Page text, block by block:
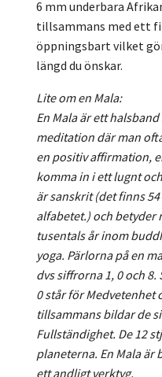
6 mm underbara
tillsammans med ett
öppningsbart vilket
längd du önskar.
Lite om en Mala:
En Mala är ett
meditation där man
en positiv affirmation,
komma in i ett lugnt
är sanskrit (det finns
alfabetet.) och betyder
tusentals år inom
yoga. Pärlorna på en
dvs siffrorna 1, 0 och
0 står för Medvetenhet
tillsammans bildar de
Fullständighet. De 12
planeterna. En Mala är
ett andligt verktyg.